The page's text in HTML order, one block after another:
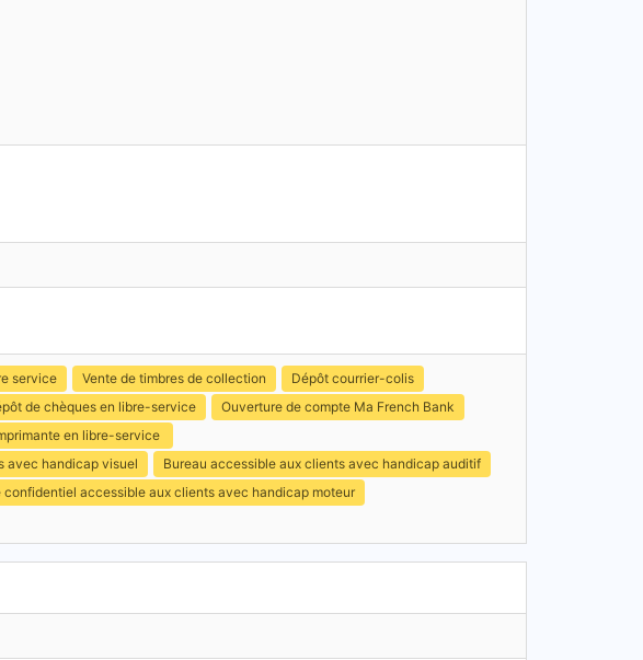
service Vente de timbres de collection
Dépôt courrier-colis
de chèques en libre-service
Ouverture de compte Ma French Bank
en libre-service
avec handicap visuel
Bureau accessible aux clients avec handicap auditif
confidentiel accessible aux clients avec handicap moteur